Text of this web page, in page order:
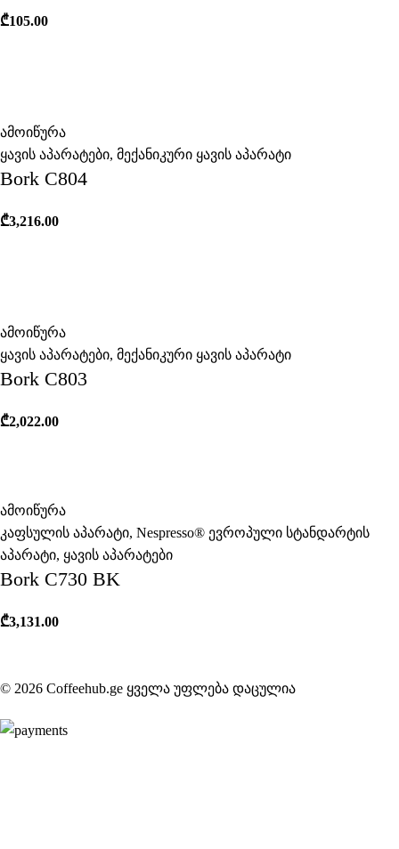
₾105.00
ამოიწურა
ყავის აპარატები, მექანიკური ყავის აპარატი
Bork C804
₾3,216.00
ამოიწურა
ყავის აპარატები, მექანიკური ყავის აპარატი
Bork C803
₾2,022.00
ამოიწურა
კაფსულის აპარატი, Nespresso® ევროპული სტანდარტის
აპარატი, ყავის აპარატები
Bork C730 BK
₾3,131.00
© 2026 Coffeehub.ge ყველა უფლება დაცულია